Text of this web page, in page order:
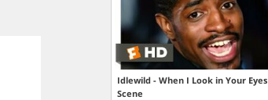
Idlewild - When I Look in Your Eyes
Scene